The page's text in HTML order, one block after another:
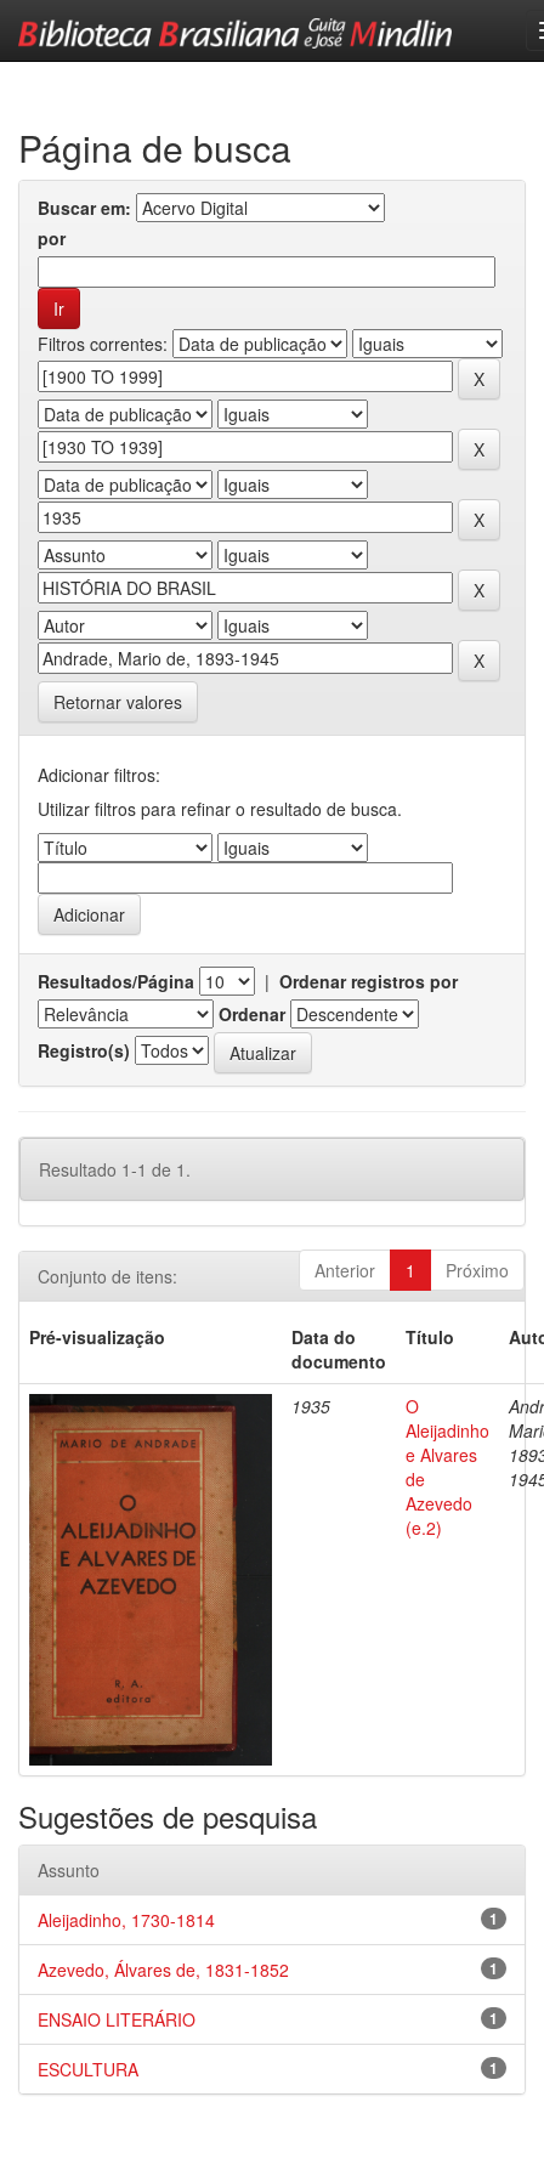
Página de busca
Buscar em:
por
Filtros correntes:
Retornar valores
Adicionar filtros:
Utilizar filtros para refinar o resultado de busca.
Resultados/Página | Ordenar registros por
Ordenar
Registro(s)
Resultado 1-1 de 1.
Anterior 1 Próximo
Conjunto de itens:
Pré-visualização
Data do
documento
Título
1935
O
Aleijadinho
e Alvares
de
Azevedo
(e.2)
Sugestões de pesquisa
Assunto
1
Aleijadinho, 1730-1814
1
Azevedo, Álvares de, 1831-1852
1
ENSAIO LITERÁRIO
1
ESCULTURA